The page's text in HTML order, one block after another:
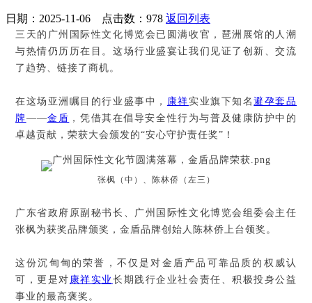
日期：2025-11-06 点击数： 978 返回列表
三天的广州国际性文化博览会已圆满收官，琶洲展馆的人潮
与热情仍历历在目。这场行业盛宴让我们见证了创新、交流
了趋势、链接了商机。
在这场亚洲瞩目的行业盛事中， 康祥 实业旗下知名避孕套品
牌——金盾 ，凭借其在倡导安全性行为与普及健康防护中的
卓越贡献，荣获大会颁发的“安心守护责任奖”！
张枫（中）、陈林侨（左三）
广东省政府原副秘书长、广州国际性文化博览会组委会主任
张枫为获奖品牌颁奖，金盾品牌创始人陈林侨上台领奖。
这份沉甸甸的荣誉，不仅是对金盾产品可靠品质的权威认
可，更是对 康祥实业长期践行企业社会责任、积极投身公益
事业的最高褒奖。